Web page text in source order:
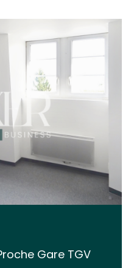
Gare TGV